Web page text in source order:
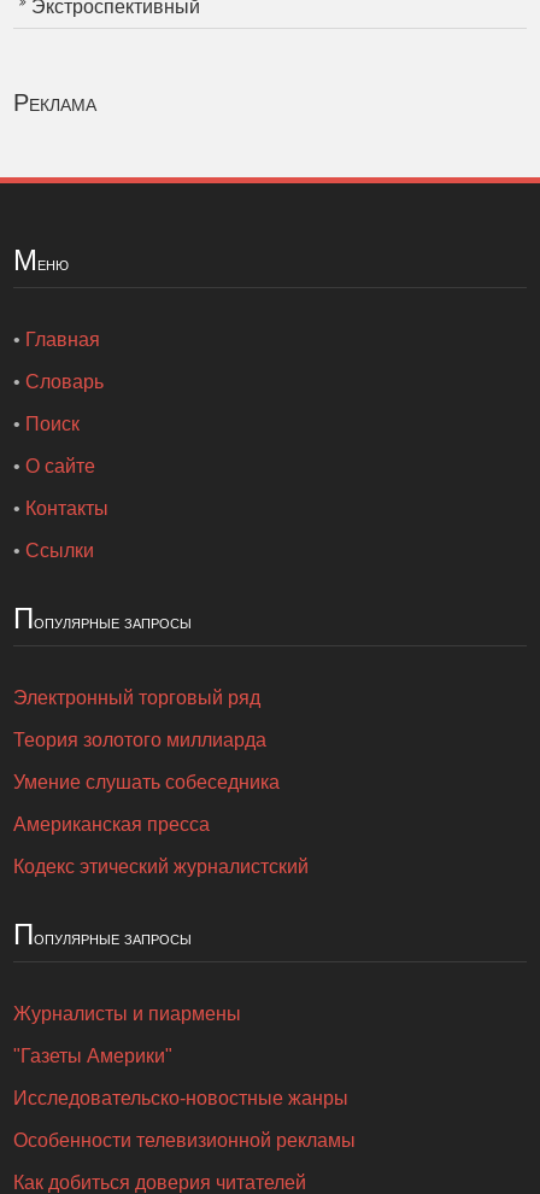
Экстроспективный
Реклама
Меню
• Главная
•Словарь
• Поиск
•О сайте
• Контакты
•Ссылки
Популярные запросы
Электронный торговый ряд
Теория золотого миллиарда
Умение слушать собеседника
Американская пресса
Кодекс этический журналистский
Популярные запросы
Журналисты и пиармены
"Газеты Америки"
Исследовательско-новостные жанры
Особенности телевизионной рекламы
Как добиться доверия читателей